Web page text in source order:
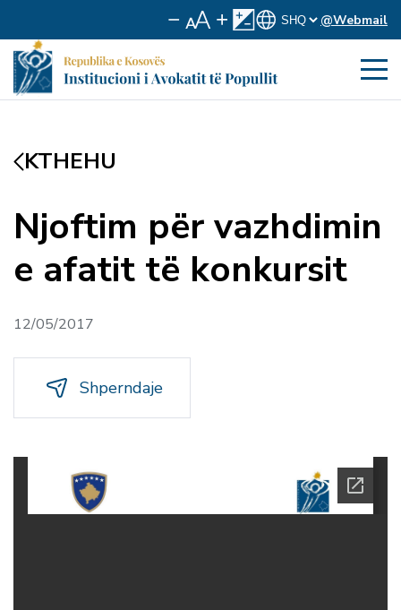
@Webmail
KTHEHU
Njoftim për vazhdimin
e afatit të konkursit
12/05/2017
Shperndaje